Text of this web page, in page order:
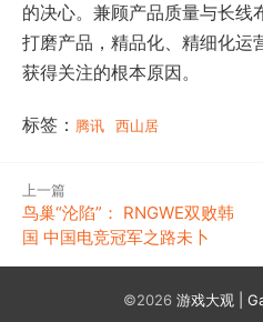
的决心。兼顾产品质量与长线
打磨产品，精品化、精细化运
获得关注的根本原因。
标签： 腾讯 西山居
上一篇
鸟巢“沦陷”： RNGWE双败韩
国 中国电竞冠军之路未卜
©2026 游戏大观 |